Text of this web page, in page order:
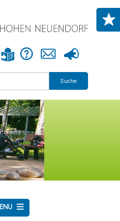
Leichte Sprache Hilfe Kontakt Presse
Suche